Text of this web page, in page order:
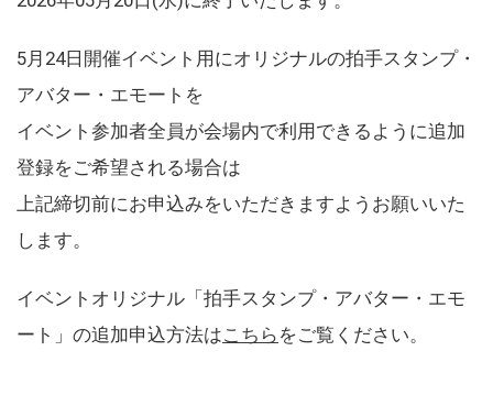
5月24日開催イベント用にオリジナルの拍手スタンプ・
アバター・エモートを
イベント参加者全員が会場内で利用できるように追加
登録をご希望される場合は
上記締切前にお申込みをいただきますようお願いいた
します。
イベントオリジナル「拍手スタンプ・アバター・エモ
ート」の追加申込方法はこちら をご覧ください。